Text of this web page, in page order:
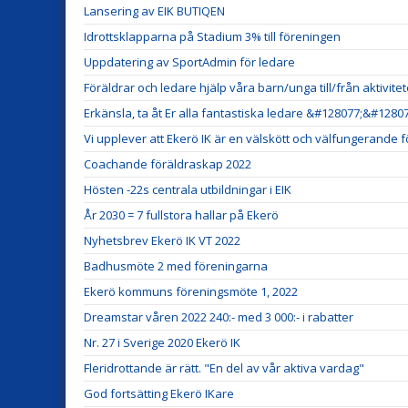
Lansering av EIK BUTIQEN
Idrottsklapparna på Stadium 3% till föreningen
Uppdatering av SportAdmin för ledare
Föräldrar och ledare hjälp våra barn/unga till/från
Erkänsla, ta åt Er alla fantastiska ledare
Vi upplever att Ekerö IK är en välskött och välfungerande
Coachande föräldraskap 2022
Hösten -22s centrala utbildningar i EIK
År 2030 = 7 fullstora hallar på Ekerö
Nyhetsbrev Ekerö IK VT 2022
Badhusmöte 2 med föreningarna
Ekerö kommuns föreningsmöte 1, 2022
Dreamstar våren 2022 240:- med 3 000:- i rabatter
Nr. 27 i Sverige 2020 Ekerö IK
Fleridrottande är rätt. "En del av vår aktiva vardag"
God fortsätting Ekerö IKare